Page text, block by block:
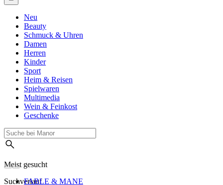
Neu
Beauty
Schmuck & Uhren
Damen
Herren
Kinder
Sport
Heim & Reisen
Spielwaren
Multimedia
Wein & Feinkost
Geschenke
Meist gesucht
SuchverlaufFABLE & MANE